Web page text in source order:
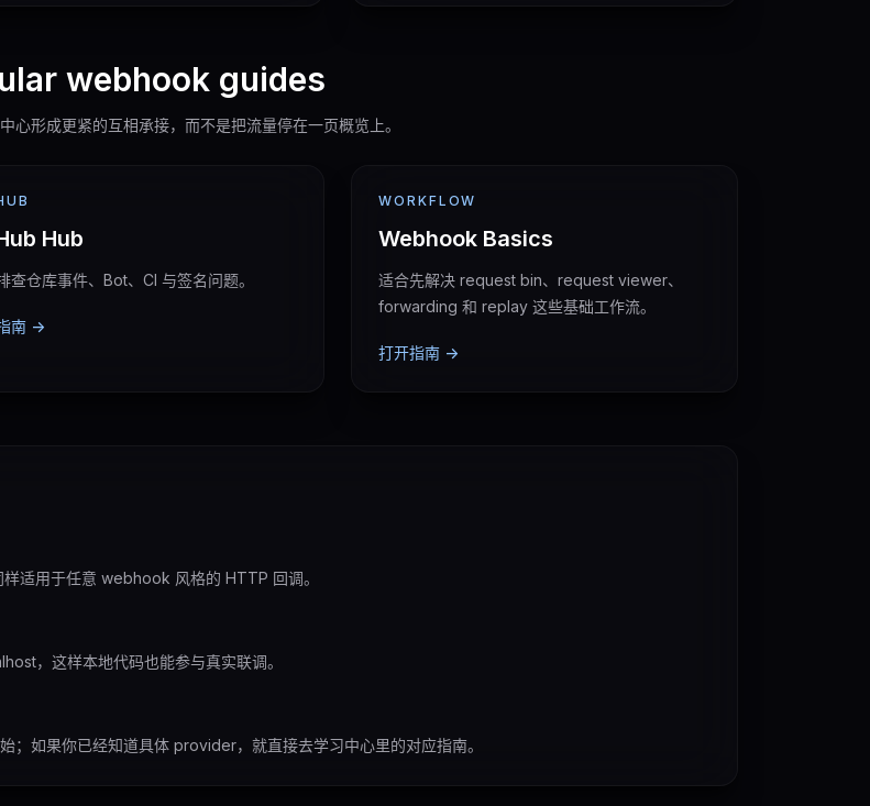
webhook guides
心形成更紧的互相承接，而不是把流量停在一页概览上。
Hub
查仓库事件、Bot、CI 与签名问题。
南 ->
WORKFLOW
Webhook Basics
适合先解决 request bin、request viewer、
forwarding 和 replay 这些基础工作流。
打开指南 ->
适用于任意 webhook 风格的 HTTP 回调。
，这样本地代码也能参与真实联调。
如果你已经知道具体 provider，就直接去学习中心里的对应指南。